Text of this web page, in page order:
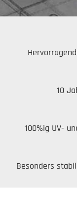
10
100%ig UV-
Besonders